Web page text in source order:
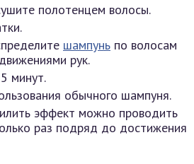
полотенцем волосы.
шампунь по волосам
рук.
минут.
обычного шампуня.
эффект можно проводить
раз подряд до достижения